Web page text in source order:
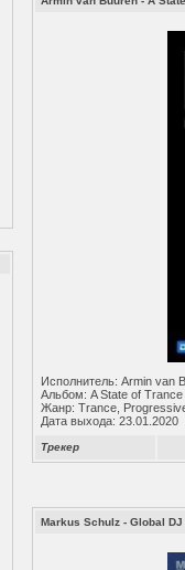
Исполнитель: Armin van
Альбом: A State of Trance
Жанр: Trance,
Дата выхода: 23.01.2020
Трекер
Markus Schulz - Global